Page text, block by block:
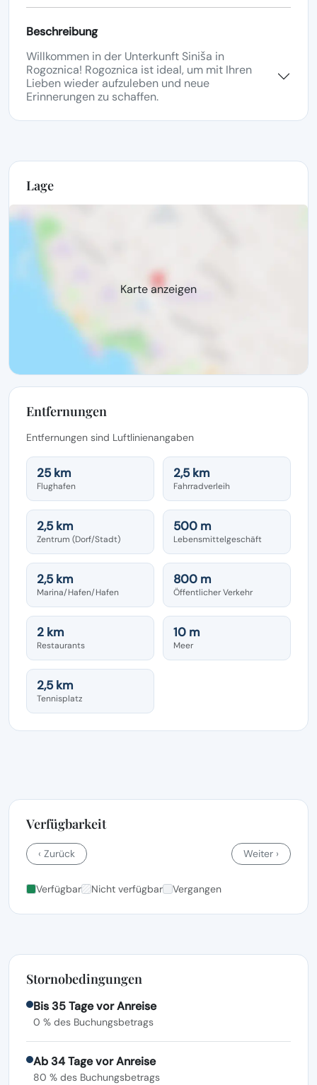
Beschreibung
Willkommen in der Unterkunft Siniša in
Rogoznica! Rogoznica ist ideal, um mit Ihren
Lieben wieder aufzuleben und neue
Erinnerungen zu schaffen.
Lage
Karte anzeigen
Entfernungen
Entfernungen sind Luftlinienangaben
25 km
Flughafen
2,5 km
Fahrradverleih
2,5 km
Zentrum (Dorf/Stadt)
500 m
Lebensmittelgeschäft
2,5 km
Marina/Hafen/Hafen
800 m
Öffentlicher Verkehr
2 km
Restaurants
10 m
Meer
2,5 km
Tennisplatz
Verfügbarkeit
‹ Zurück Weiter ›
Verfügbar Nicht verfügbar Vergangen
Stornobedingungen
Bis 35 Tage vor Anreise
0 % des Buchungsbetrags
Ab 34 Tage vor Anreise
80 % des Buchungsbetrags